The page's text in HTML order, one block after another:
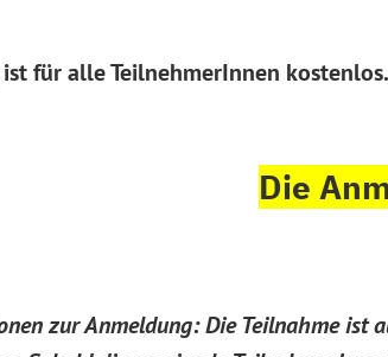
für alle TeilnehmerInnen kostenlos.
Die
zur Anmeldung: Die Teilnahme ist